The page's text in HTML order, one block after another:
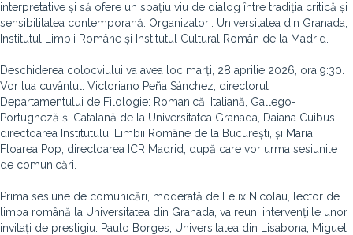
interpretative și să ofere un spațiu viu de dialog între tradiția critică și
sensibilitatea contemporană. Organizatori: Universitatea din Granada,
Institutul Limbii Române și Institutul Cultural Român de la Madrid.
Deschiderea colocviului va avea loc marți, 28 aprilie 2026, ora 9:30.
Vor lua cuvântul: Victoriano Peña Sánchez, directorul
Departamentului de Filologie: Romanică, Italiană, Gallego-
Portugheză și Catalană de la Universitatea Granada, Daiana Cuibus,
directoarea Institutului Limbii Române de la București, și Maria
Floarea Pop, directoarea ICR Madrid, după care vor urma sesiunile
de comunicări.
Prima sesiune de comunicări, moderată de Felix Nicolau, lector de
limba română la Universitatea din Granada, va reuni intervențiile unor
invitați de prestigiu: Paulo Borges, Universitatea din Lisabona, Miguel